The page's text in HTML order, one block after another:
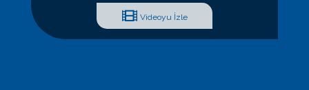
Videoyu İzle